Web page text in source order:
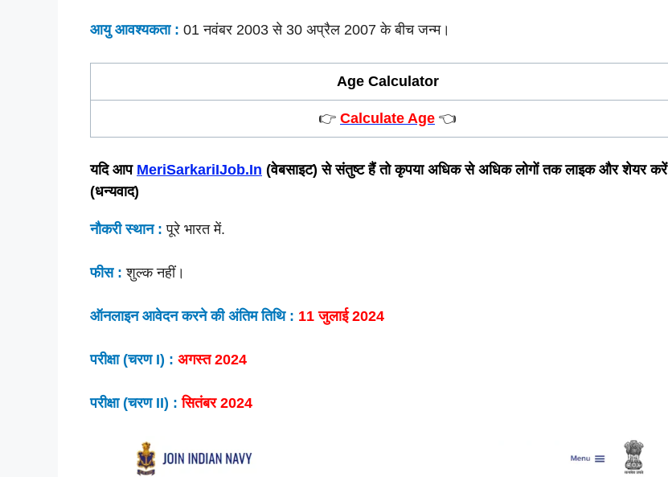
आयु आवश्यकता : 01 नवंबर 2003 से 30 अप्रैल 2007 के बीच जन्म।
Age Calculator
👉 Calculate Age 👈
यदि आप MeriSarkariIJob.In (वेबसाइट) से संतुष्ट हैं तो कृपया अधिक से अधिक लोगों तक लाइक और शेयर करें
(धन्यवाद)
नौकरी स्थान : पूरे भारत में.
फीस : शुल्क नहीं।
ऑनलाइन आवेदन करने की अंतिम तिथि : 11 जुलाई 2024
परीक्षा (चरण I) : अगस्त 2024
परीक्षा (चरण II) : सितंबर 2024